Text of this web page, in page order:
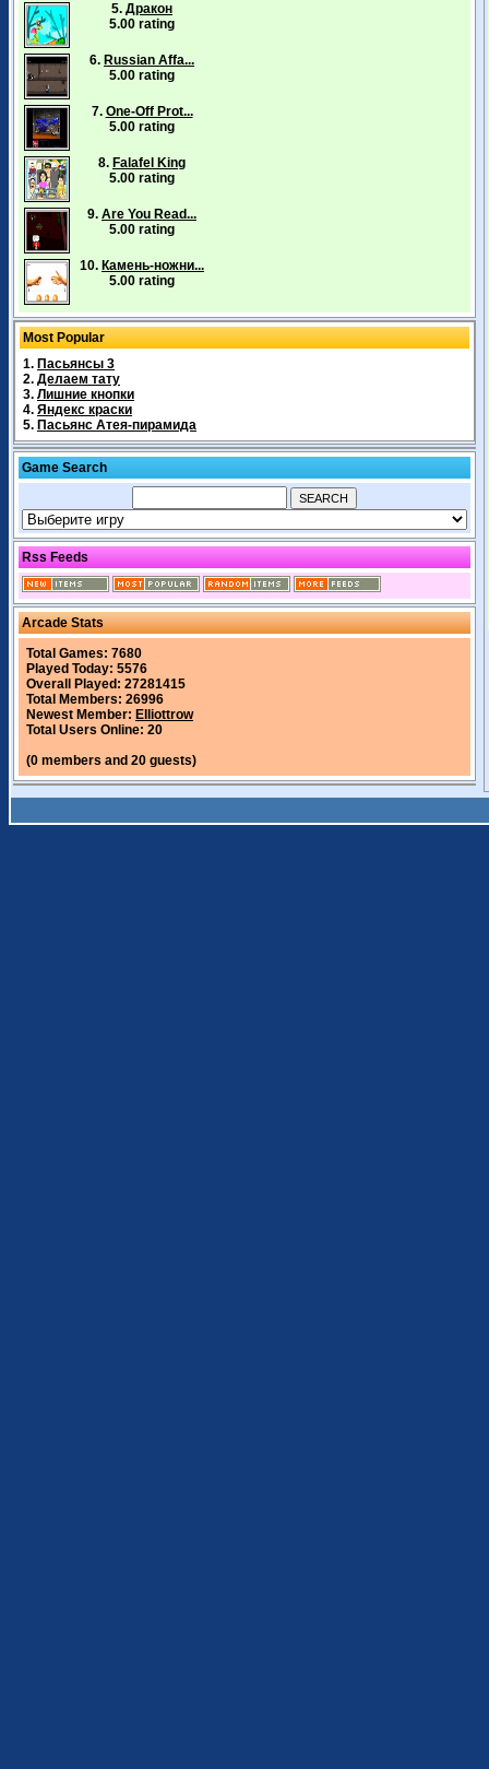
5. Дракон
5.00 rating
6. Russian Affa...
5.00 rating
7. One-Off Prot...
5.00 rating
8. Falafel King
5.00 rating
9. Are You Read...
5.00 rating
10. Камень-ножни...
5.00 rating
Most Popular
1. Пасьянсы 3
2. Делаем тату
3. Лишние кнопки
4. Яндекс краски
5. Пасьянс Атея-пирамида
Game Search
Rss Feeds
Arcade Stats
Total Games: 7680
Played Today: 5576
Overall Played: 27281415
Total Members: 26996
Newest Member: Elliottrow
Total Users Online: 20
(0 members and 20 guests)